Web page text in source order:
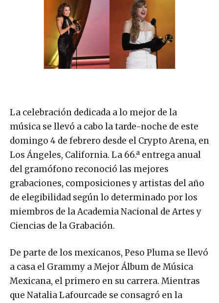
La celebración dedicada a lo mejor de la
música se llevó a cabo la tarde-noche de este
domingo 4 de febrero desde el Crypto Arena, en
Los Ángeles, California. La 66.ª entrega anual
del gramófono reconoció las mejores
grabaciones, composiciones y artistas del año
de elegibilidad según lo determinado por los
miembros de la Academia Nacional de Artes y
Ciencias de la Grabación.
De parte de los mexicanos, Peso Pluma se llevó
a casa el Grammy a Mejor Álbum de Música
Mexicana, el primero en su carrera. Mientras
que Natalia Lafourcade se consagró en la